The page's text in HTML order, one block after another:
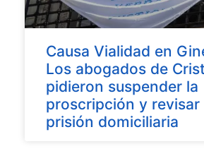
Causa Vialidad en
Los abogados de
pidieron suspender la
proscripción y revisar
prisión domiciliaria